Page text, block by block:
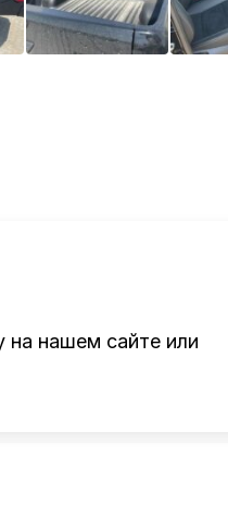
на нашем сайте или
помощь при